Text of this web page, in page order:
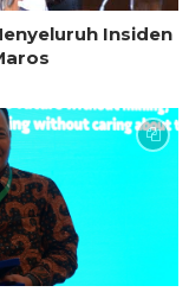
Insiden